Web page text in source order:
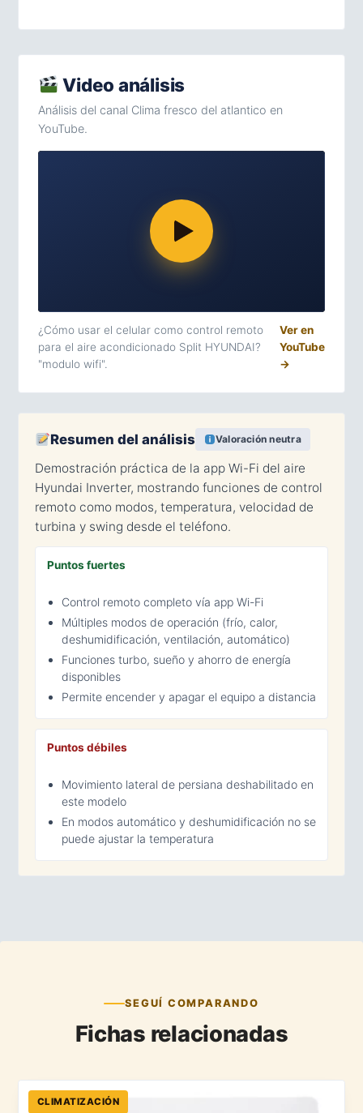
Video análisis
Análisis del canal Clima fresco del atlantico en
YouTube.
¿Cómo usar el celular como control remoto
para el aire acondicionado Split HYUNDAI?
"modulo wifi".
Ver en
YouTube
→
Resumen del análisis Valoración neutra
Demostración práctica de la app Wi-Fi del aire
Hyundai Inverter, mostrando funciones de control
remoto como modos, temperatura, velocidad de
turbina y swing desde el teléfono.
Puntos fuertes
Control remoto completo vía app Wi-Fi
Múltiples modos de operación (frío, calor,
deshumidificación, ventilación, automático)
Funciones turbo, sueño y ahorro de energía
disponibles
Permite encender y apagar el equipo a distancia
Puntos débiles
Movimiento lateral de persiana deshabilitado en
este modelo
En modos automático y deshumidificación no se
puede ajustar la temperatura
SEGUÍ COMPARANDO
Fichas relacionadas
CLIMATIZACIÓN